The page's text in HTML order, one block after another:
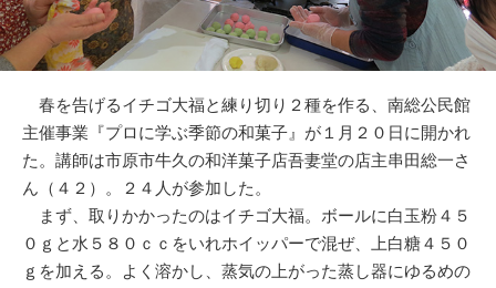
春を告げるイチゴ大福と練り切り２種を作る、南総公民館
主催事業『プロに学ぶ季節の和菓子』が１月２０日に開かれ
た。講師は市原市牛久の和洋菓子店吾妻堂の店主串田総一さ
ん（４２）。２４人が参加した。
まず、取りかかったのはイチゴ大福。ボールに白玉粉４５
０ｇと水５８０ｃｃをいれホイッパーで混ぜ、上白糖４５０
ｇを加える。よく溶かし、蒸気の上がった蒸し器にゆるめの